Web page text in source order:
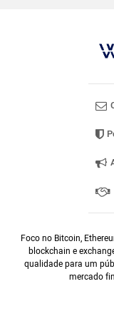
Foco no Bitcoin,
blockchain e
qualidade para um
mercado